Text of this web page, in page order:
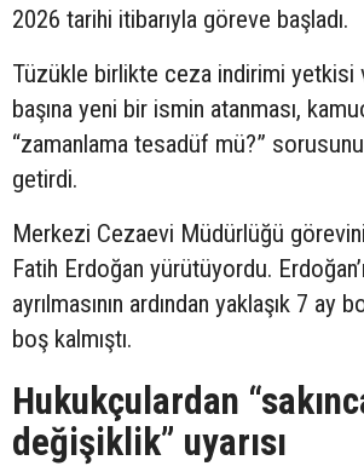
2026 tarihi itibarıyla göreve başladı.
Tüzükle birlikte ceza indirimi yetkisi
başına yeni bir ismin atanması,
“zamanlama tesadüf mü?”
getirdi.
Merkezi Cezaevi Müdürlüğü
Fatih Erdoğan yürütüyordu.
ayrılmasının ardından yaklaşık 7 ay
boş kalmıştı.
Hukukçulardan
değişiklik” uyarısı